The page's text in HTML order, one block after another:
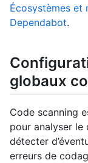
Écosystèmes et
Dependabot.
globaux
Code scanning
pour analyser
détecter
erreurs de